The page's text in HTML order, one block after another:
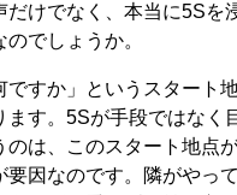
だけでなく、本当に5Sを
でしょうか。
ですか」というスタート
ます。5Sが手段ではなく
のは、このスタート地点
要因なのです。隣がやっ